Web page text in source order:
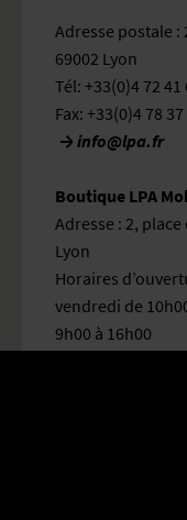
Adresse postale :
69002 Lyon
Tél: +33(0)4 72 41
Fax: +33(0)4 78
info@lpa.fr
Boutique LPA
Adresse : 2,
Lyon
Horaires
vendredi de
9h00 à 16h00